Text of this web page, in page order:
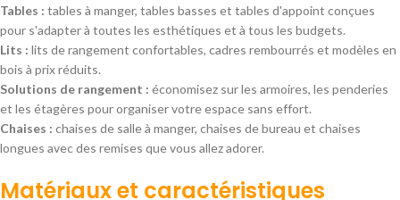
Tables : tables à manger, tables basses et tables d'appoint conçues
pour s'adapter à toutes les esthétiques et à tous les budgets.
Lits : lits de rangement confortables, cadres rembourrés et modèles en
bois à prix réduits.
Solutions de rangement : économisez sur les armoires, les penderies
et les étagères pour organiser votre espace sans effort.
Chaises : chaises de salle à manger, chaises de bureau et chaises
longues avec des remises que vous allez adorer.
Matériaux et caractéristiques